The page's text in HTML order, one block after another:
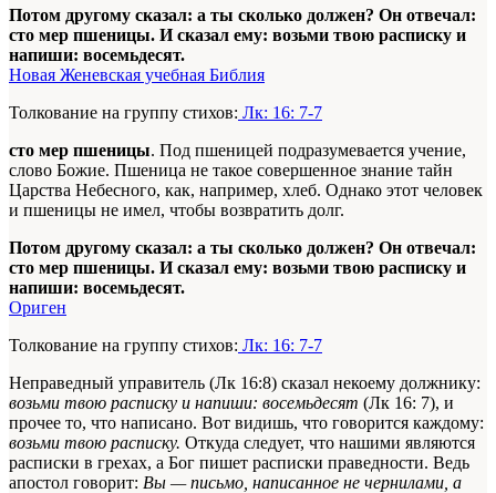
Потом другому сказал: а ты сколько должен? Он отвечал:
сто мер пшеницы. И сказал ему: возьми твою расписку и
напиши: восемьдесят.
Новая Женевская учебная Библия
Толкование на группу стихов: Лк: 16: 7-7
сто мер пшеницы. Под пшеницей подразумевается учение,
слово Божие. Пшеница не такое совершенное знание тайн
Царства Небесного, как, например, хлеб. Однако этот человек
и пшеницы не имел, чтобы возвратить долг.
Потом другому сказал: а ты сколько должен? Он отвечал:
сто мер пшеницы. И сказал ему: возьми твою расписку и
напиши: восемьдесят.
Ориген
Толкование на группу стихов: Лк: 16: 7-7
Неправедный управитель (Лк 16:8) сказал некоему должнику:
возьми твою расписку и напиши: восемьдесят (Лк 16: 7), и
прочее то, что написано. Вот видишь, что говорится каждому:
возьми твою расписку. Откуда следует, что нашими являются
расписки в грехах, а Бог пишет расписки праведности. Ведь
апостол говорит: Вы — письмо, написанное не чернилами, а